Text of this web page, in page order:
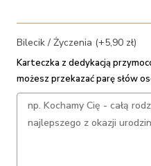
Bilecik / Życzenia (+5,90 zł)
Karteczka z dedykacją
możesz przekazać parę słów